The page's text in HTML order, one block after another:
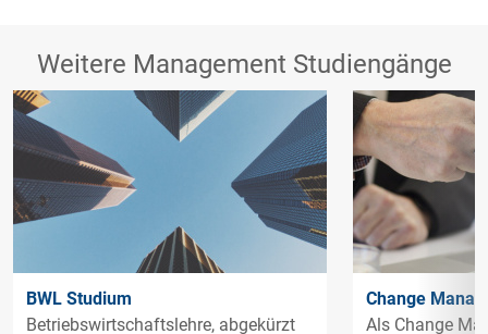
Weitere Management Studiengänge
BWL Studium
Betriebswirtschaftslehre, abgekürzt
Change
Als Change